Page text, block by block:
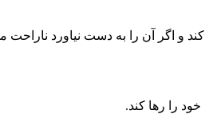
و اگر آن را به دست نیاورد ناراحت
را رها کند.